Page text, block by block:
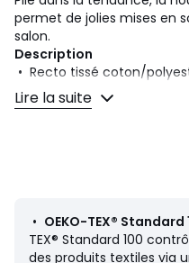
permet de jolies mises en
salon.
Description
• Recto tissé coton/
• Verso uni 100% coton.
• Fermeture zippée.
Dimensions
• 45 x 45 cm
Lire la suite
• OEKO-TEX® Standard
TEX® Standard 100
des produits textiles via